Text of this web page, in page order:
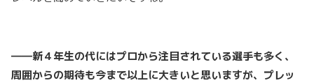
――新４年生の代にはプロから注目されている選手も多く、
周囲からの期待も今まで以上に大きいと思いますが、プレッ